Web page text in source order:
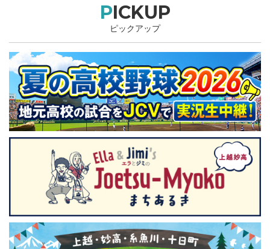
PICKUP
ピックアップ